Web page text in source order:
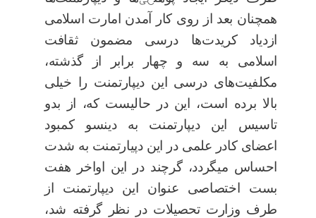
همچنان بعد از روی کار آمدن امارت اسلامی
ازدیاد کریدت‌ها درسی مضمون ثقافت
اسلامی به سه و چهار برابر از گذشته،
مکلفیت‌های درسی این دیپارتمنت را خیلی
بالا برده است، این در حالیستکه، از بدو
تاسیس این دیپارتمنت به دینسو کمبود
اعضای کادر علمی در این دپیارتمنت به شدت
احساس میگردد، گرچند در این اواخر هفت
بست اختصاصی عنوان این دیپارتمنت از
طرف وزارت تحصیلات در نظر گرفته شد،